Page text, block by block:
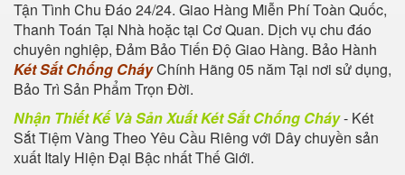
Tận Tình Chu Đáo 24/24. Giao Hàng Miễn Phí Toàn Quốc,
Thanh Toán Tại Nhà hoặc tại Cơ Quan. Dịch vụ chu đáo
chuyên nghiệp, Đảm Bảo Tiến Độ Giao Hàng. Bảo Hành
Két Sắt Chống CháyChính Hãng 05 năm Tại nơi sử dụng,
Bảo Trì Sản Phẩm Trọn Đời.
Nhận Thiết Kế Và Sản Xuất Két Sắt Chống Cháy- Két
Sắt Tiệm Vàng Theo Yêu Cầu Riêng với Dây chuyền sản
xuất Italy Hiện Đại Bậc nhất Thế Giới.